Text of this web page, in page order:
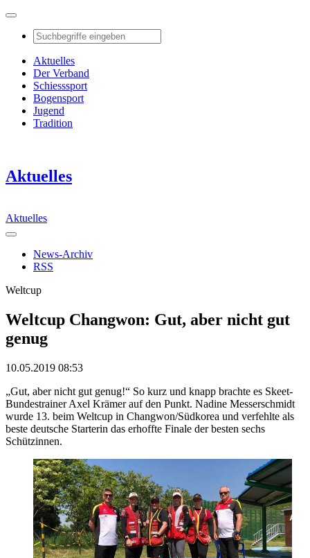
Aktuelles
Der Verband
Schiesssport
Bogensport
Jugend
Tradition
Aktuelles
Aktuelles
News-Archiv
RSS
Weltcup
Weltcup Changwon: Gut, aber nicht gut
genug
10.05.2019 08:53
„Gut, aber nicht gut genug!“ So kurz und knapp brachte es Skeet-
Bundestrainer Axel Krämer auf den Punkt. Nadine Messerschmidt
wurde 13. beim Weltcup in Changwon/Südkorea und verfehlte als
beste deutsche Starterin das erhoffte Finale der besten sechs
Schützinnen.